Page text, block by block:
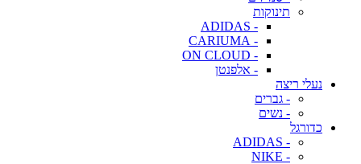
תינוקות
- ADIDAS
- CARIUMA
- ON CLOUD
- אלפנטן
נעלי ריצה
- גברים
- נשים
כדורגל
- ADIDAS
- NIKE